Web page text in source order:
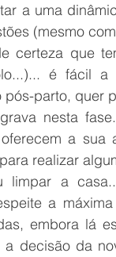
a uma
(mesmo
certeza que
é fácil a
parto, quer
nesta
a
realizar
limpar a
a
embora lá
decisão da